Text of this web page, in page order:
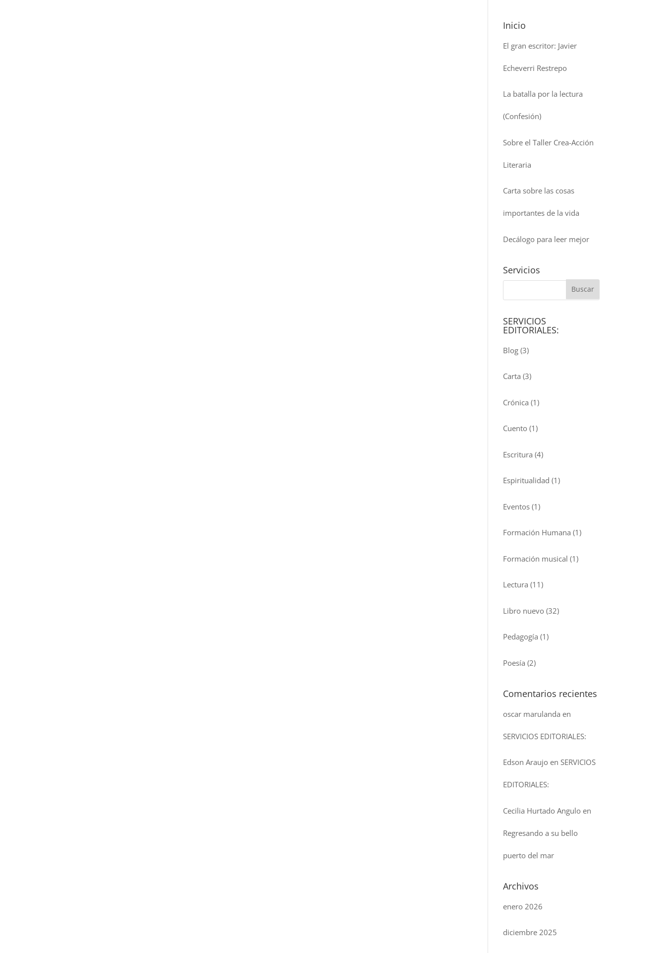
Inicio
El gran escritor: Javier
Echeverri Restrepo
La batalla por la lectura
(Confesión)
Sobre el Taller Crea-Acción
Literaria
Carta sobre las cosas
importantes de la vida
Decálogo para leer mejor
Servicios
SERVICIOS
EDITORIALES:
Blog (3)
Carta (3)
Crónica (1)
Cuento (1)
Escritura (4)
Espiritualidad (1)
Eventos (1)
Formación Humana (1)
Formación musical (1)
Lectura (11)
Libro nuevo (32)
Pedagogía (1)
Poesía (2)
Comentarios recientes
oscar marulanda en
SERVICIOS EDITORIALES:
Edson Araujo enSERVICIOS
EDITORIALES:
Cecilia Hurtado Angulo en
Regresando a su bello
puerto del mar
Archivos
enero 2026
diciembre 2025